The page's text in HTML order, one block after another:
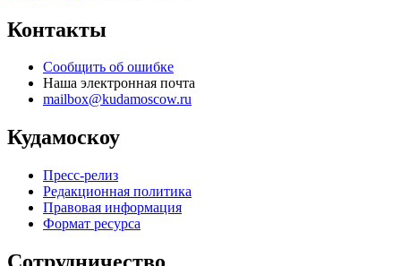
Контакты
Сообщить об ошибке
Наша электронная почта
mailbox@kudamoscow.ru
Кудамоскоу
Пресс-релиз
Редакционная политика
Правовая информация
Формат ресурса